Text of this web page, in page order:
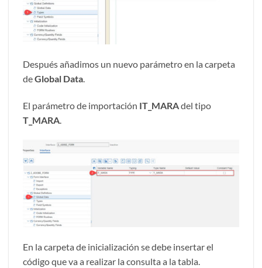
Después añadimos un nuevo parámetro en la carpeta
deGlobal Data.
El parámetro de importación IT_MARAdel tipo
T_MARA
En la carpeta de inicialización se debe insertar el
código que va a realizar la consulta a la tabla.